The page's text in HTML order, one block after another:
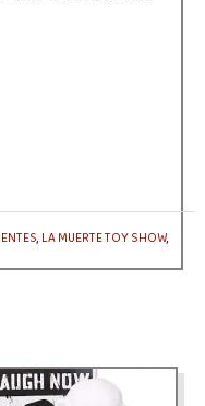
, LA MUERTE TOY SHOW,